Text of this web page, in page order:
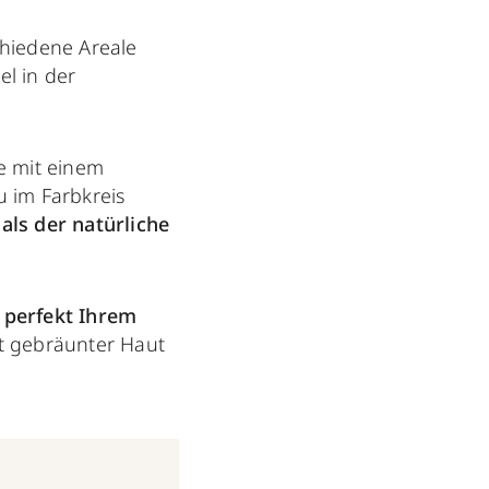
Areale
in der
mit einem
im Farbkreis
der natürliche
perfekt Ihrem
gebräunter Haut